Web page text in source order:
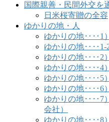
国際親善・民間外交を
日米桜寄贈の全容
ゆかりの地・人
ゆかりの地‥‥1
ゆかりの地‥‥1-
ゆかりの地‥‥2
ゆかりの地‥‥4
ゆかりの地‥‥5
ゆかりの地‥‥6
ゆかりの地‥‥7
会社）
ゆかりの地‥‥8